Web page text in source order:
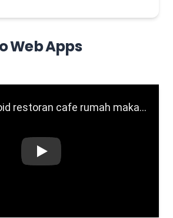
Web Apps
Play